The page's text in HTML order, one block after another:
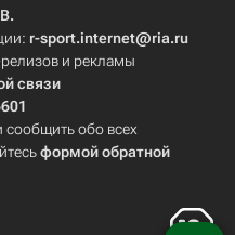
r-sport.internet@ria.ru
и рекламы
связи
сообщить обо всех
формой обратной